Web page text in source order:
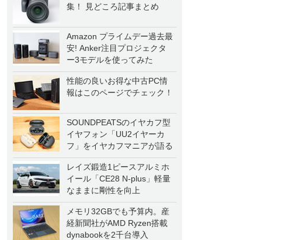
集！ 見どころ記事まとめ
Amazon プライムデー過去最
安! Anker注目プロジェクタ
ー3モデルを使ってみた
性能の良いお得な中古PC情
報はこのページでチェック！
SOUNDPEATSのイヤカフ型
イヤフォン「UU2イヤーカ
フ」をイヤカフマニアが語る
レイズ鍛造1ピースアルミホ
イール「CE28 N-plus」軽量
なままに剛性を向上
メモリ32GBでも予算内。産
経新聞社がAMD Ryzen搭載
dynabookを2千台導入